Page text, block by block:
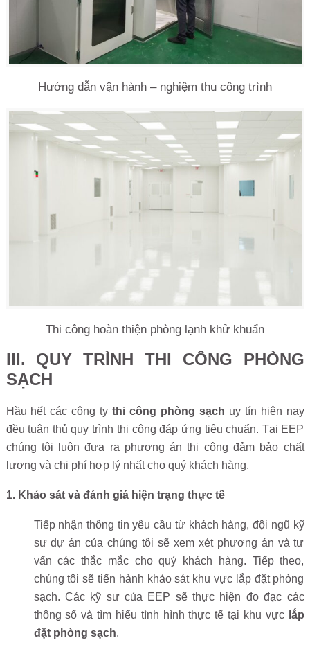
Hướng dẫn vận hành – nghiệm thu công trình
Thi công hoàn thiện phòng lạnh khử khuẩn
III. QUY TRÌNH THI CÔNG PHÒNG
SẠCH
Hầu hết các công tythi công phòng sạch uy tín hiện nay
đều tuân thủ quy trình thi công đáp ứng tiêu chuẩn. Tại EEP
chúng tôi luôn đưa ra phương án thi công đảm bảo chất
lượng và chi phí hợp lý nhất cho quý khách hàng.
1. Khảo sát và đánh giá hiện trạng thực tế
Tiếp nhận thông tin yêu cầu từ khách hàng, đội ngũ kỹ
sư dự án của chúng tôi sẽ xem xét phương án và tư
vấn các thắc mắc cho quý khách hàng. Tiếp theo,
chúng tôi sẽ tiến hành khảo sát khu vực lắp đặt phòng
sạch. Các kỹ sư của EEP sẽ thực hiện đo đạc các
thông số và tìm hiểu tình hình thực tế tại khu vực lắp
đặt phòng sạch.